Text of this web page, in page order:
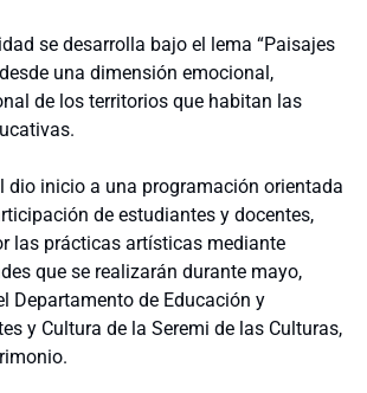
se desarrolla bajo el lema “Paisajes
una dimensión emocional,
de los territorios que habitan las
dio inicio a una programación orientada
de estudiantes y docentes,
las prácticas artísticas mediante
que se realizarán durante mayo,
Departamento de Educación y
y Cultura de la Seremi de las Culturas,